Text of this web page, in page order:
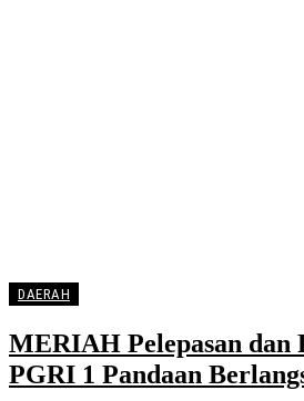
DAERAH
MERIAH Pelepasan dan
PGRI 1 Pandaan